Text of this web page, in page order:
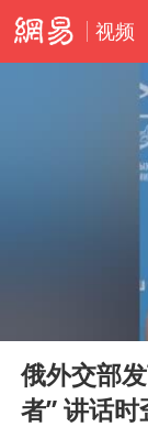
视频
Play
俄外交部
者” 讲话